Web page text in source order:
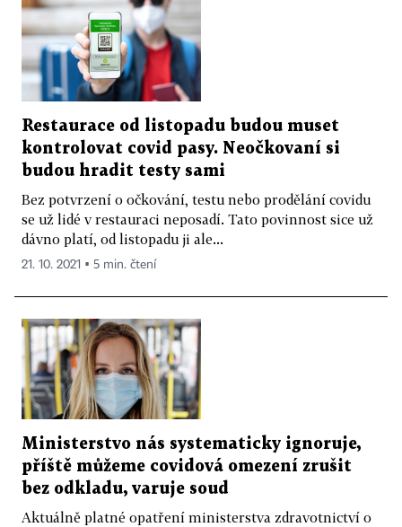
Restaurace od listopadu budou muset
kontrolovat covid pasy. Neočkovaní si
budou hradit testy sami
Bez potvrzení o očkování, testu nebo prodělání covidu
se už lidé v restauraci neposadí. Tato povinnost sice už
dávno platí, od listopadu ji ale...
21. 10. 2021 ▪ 5 min. čtení
Ministerstvo nás systematicky ignoruje,
příště můžeme covidová omezení zrušit
bez odkladu, varuje soud
Aktuálně platné opatření ministerstva zdravotnictví o